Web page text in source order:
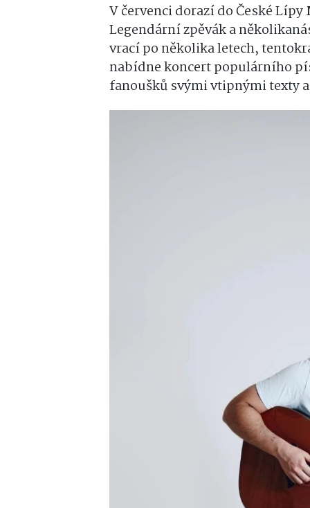
V červenci dorazí do České Lípy
Legendární zpěvák a
vrací po několika letech,
nabídne koncert populárního
fanoušků svými vtipnými texty